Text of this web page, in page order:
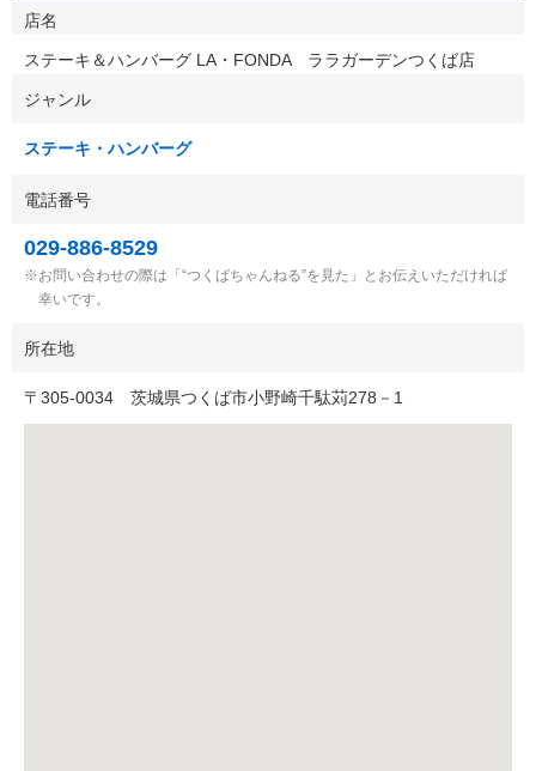
店名
ステーキ＆ハンバーグ LA・FONDA ララガーデンつくば店
ジャンル
ステーキ・ハンバーグ
電話番号
029-886-8529
お問い合わせの際は「“つくばちゃんねる”を見た」とお伝えいただければ
幸いです。
所在地
〒 305-0034 茨城県つくば市小野崎千駄苅278－1